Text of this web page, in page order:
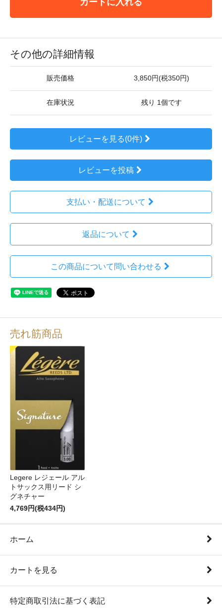
その他の詳細情報
販売価格 3,850円(税350円)
在庫状況 残り 1個です
レビューを見る(0件)
レビューを投稿
支払い・配送について
返品について
この商品について問い合わせる
売れ筋商品
Legere レジェール アル
トサックス用リード シ
グネチャー
4,769円(税434円)
ホーム
カートを見る
特定商取引法に基づく表記